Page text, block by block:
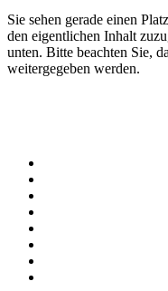
Sie sehen gerade einen
den eigentlichen Inhalt
unten. Bitte beachten Sie,
weitergegeben werden.